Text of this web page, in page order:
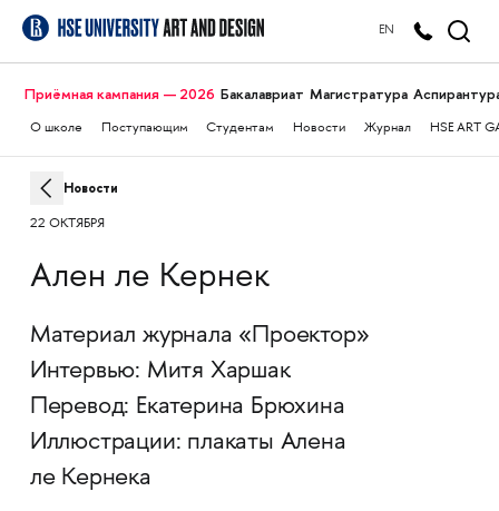
EN
Приёмная кампания — 2026 Бакалавриат Магистратура
О школе Поступающим Студентам Новости Журнал HSE ART
Новости
22 ОКТЯБРЯ
Ален ле Кернек
Материал журнала «Проектор»
Интервью: Митя Харшак
Перевод: Екатерина Брюхина
Иллюстрации: плакаты Алена
ле Кернека